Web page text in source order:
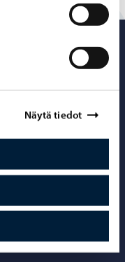
Näytä tiedot
Porvoo –